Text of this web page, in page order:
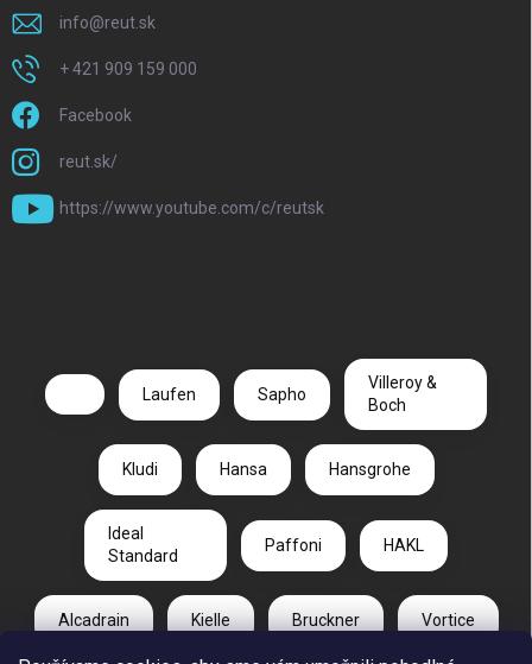
info@reut.sk
+ 421 909 159 000
Facebook
reut.sk/
https://www.youtube.com/c/reutsk
Laufen Sapho
Villeroy &
Boch
Kludi Hansa Hansgrohe
Ideal
Standard
Paffoni HAKL
Alcadrain Kielle Bruckner Vortice